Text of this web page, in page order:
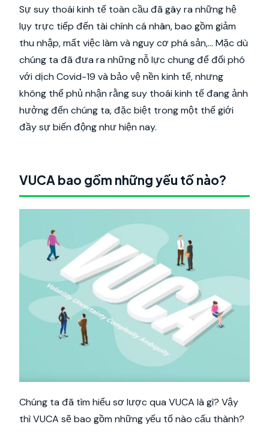
Sự suy thoái kinh tế toàn cầu đã gây ra những hệ
lụy trực tiếp đến tài chính cá nhân, bao gồm giảm
thu nhập, mất việc làm và nguy cơ phá sản,... Mặc dù
chúng ta đã đưa ra những nỗ lực chung để đối phó
với dịch Covid-19 và bảo vệ nền kinh tế, nhưng
không thể phủ nhận rằng suy thoái kinh tế đang ảnh
hưởng đến chúng ta, đặc biệt trong một thế giới
đầy sự biến động như hiện nay.
VUCA bao gồm những yếu tố nào?
Chúng ta đã tìm hiểu sơ lược qua VUCA là gì? Vậy
thì VUCA sẽ bao gồm những yếu tố nào cấu thành?